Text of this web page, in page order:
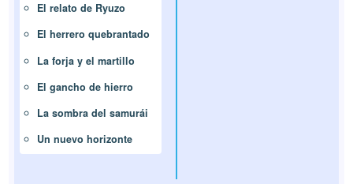
El relato de Ryuzo
El herrero quebrantado
La forja y el martillo
El gancho de hierro
La sombra del samurái
Un nuevo horizonte